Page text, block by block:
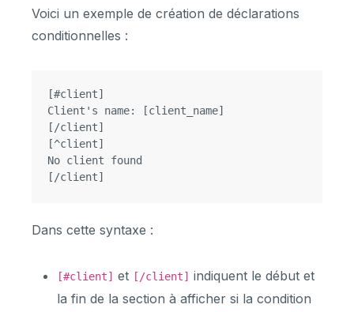
Voici un exemple de création de déclarations
conditionnelles :
[#client]
Client's name: [client_name]
[/client]
[^client]
No client found
Dans cette syntaxe :
[#client] et [/client] indiquent le début et
la fin de la section à afficher si la condition